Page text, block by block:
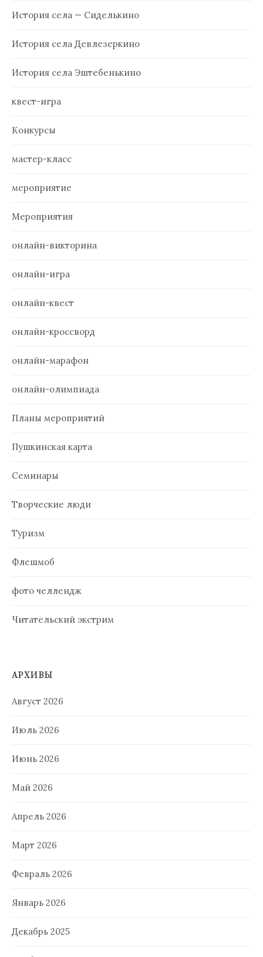
История села — Сиделькино
История села Девлезеркино
История села Эштебенькино
квест-игра
Конкурсы
мастер-класс
мероприятие
Мероприятия
онлайн-викторина
онлайн-игра
онлайн-квест
онлайн-кроссворд
онлайн-марафон
онлайн-олимпиада
Планы мероприятий
Пушкинская карта
Семинары
Творческие люди
Туризм
Флешмоб
фото челлендж
Читательский экстрим
АРХИВЫ
Август 2026
Июль 2026
Июнь 2026
Май 2026
Апрель 2026
Март 2026
Февраль 2026
Январь 2026
Декабрь 2025